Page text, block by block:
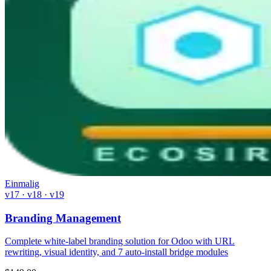
Einmalig
v17 · v18 · v19
Branding Management
Complete white-label branding solution for Odoo with URL
rewriting, visual identity, and 7 auto-install bridge modules